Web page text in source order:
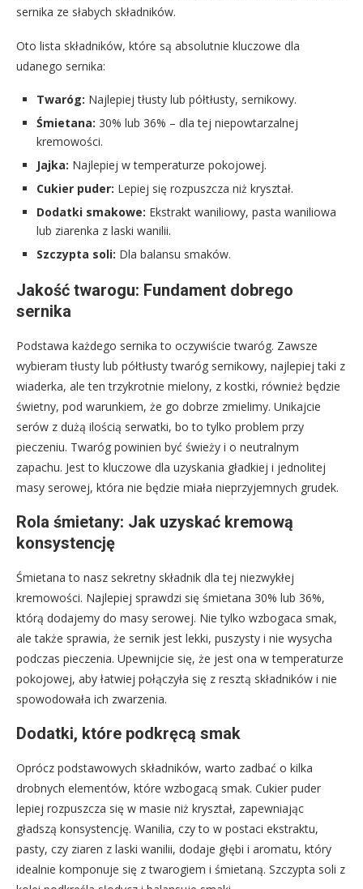
sernika ze słabych składników.
Oto lista składników, które są absolutnie kluczowe dla
udanego sernika:
Twaróg: Najlepiej tłusty lub półtłusty, sernikowy.
Śmietana: 30% lub 36% – dla tej niepowtarzalnej
kremowości.
Jajka: Najlepiej w temperaturze pokojowej.
Cukier puder: Lepiej się rozpuszcza niż kryształ.
Dodatki smakowe: Ekstrakt waniliowy, pasta waniliowa
lub ziarenka z laski wanilii.
Szczypta soli: Dla balansu smaków.
Jakość twarogu: Fundament dobrego
sernika
Podstawa każdego sernika to oczywiście twaróg. Zawsze
wybieram tłusty lub półtłusty twaróg sernikowy, najlepiej taki z
wiaderka, ale ten trzykrotnie mielony, z kostki, również będzie
świetny, pod warunkiem, że go dobrze zmielimy. Unikajcie
serów z dużą ilością serwatki, bo to tylko problem przy
pieczeniu. Twaróg powinien być świeży i o neutralnym
zapachu. Jest to kluczowe dla uzyskania gładkiej i jednolitej
masy serowej, która nie będzie miała nieprzyjemnych grudek.
Rola śmietany: Jak uzyskać kremową
konsystencję
Śmietana to nasz sekretny składnik dla tej niezwykłej
kremowości. Najlepiej sprawdzi się śmietana 30% lub 36%,
którą dodajemy do masy serowej. Nie tylko wzbogaca smak,
ale także sprawia, że sernik jest lekki, puszysty i nie wysycha
podczas pieczenia. Upewnijcie się, że jest ona w temperaturze
pokojowej, aby łatwiej połączyła się z resztą składników i nie
spowodowała ich zwarzenia.
Dodatki, które podkręcą smak
Oprócz podstawowych składników, warto zadbać o kilka
drobnych elementów, które wzbogacą smak. Cukier puder
lepiej rozpuszcza się w masie niż kryształ, zapewniając
gładszą konsystencję. Wanilia, czy to w postaci ekstraktu,
pasty, czy ziaren z laski wanilii, dodaje głębi i aromatu, który
idealnie komponuje się z twarogiem i śmietaną. Szczypta soli z